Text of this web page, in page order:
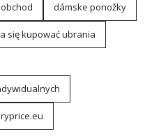
dámske ponožky
się kupować ubrania